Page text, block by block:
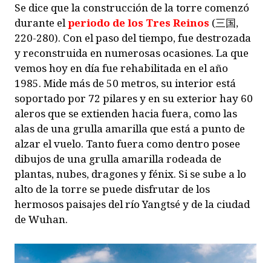
Se dice que la construcción de la torre comenzó
durante elperiodo de los Tres Reinos (三国,
220-280). Con el paso del tiempo, fue destrozada
y reconstruida en numerosas ocasiones. La que
vemos hoy en día fue rehabilitada en el año
1985. Mide más de 50 metros, su interior está
soportado por 72 pilares y en su exterior hay 60
aleros que se extienden hacia fuera, como las
alas de una grulla amarilla que está a punto de
alzar el vuelo. Tanto fuera como dentro posee
dibujos de una grulla amarilla rodeada de
plantas, nubes, dragones y fénix. Si se sube a lo
alto de la torre se puede disfrutar de los
hermosos paisajes del río Yangtsé y de la ciudad
de Wuhan.